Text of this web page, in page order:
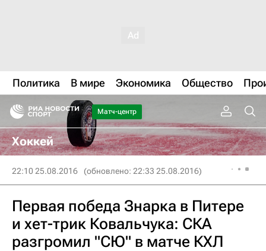
Политика В мире Экономика Общество
Матч-центр
Хоккей
22:10 25.08.2016 (обновлено: 22:33 25.08.2016)
Первая победа Знарка в Питере
и хет-трик Ковальчука: СКА
разгромил "СЮ" в матче КХЛ